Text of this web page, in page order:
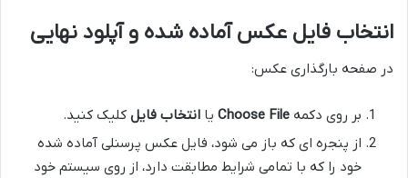
انتخاب فایل عکس آماده شده و آپلود نهایی
در صفحه بارگذاری عکس:
بر روی دکمه Choose File یا انتخاب فایل کلیک کنید.
از پنجره ای که باز می شود، فایل عکس پرسنلی آماده شده
خود را که با تمامی شرایط مطابقت دارد، از روی سیستم خود